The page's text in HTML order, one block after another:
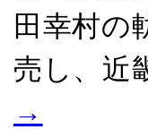
田幸村の
売し、近
→